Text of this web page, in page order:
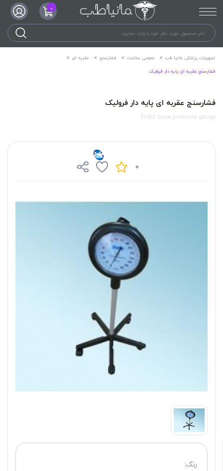
0
تجهیزات پزشکی مانیا طب عمومی سلامت فشارسنج
عقربه ای
فشارسنج عقربه ای پایه دار فرولیک
فشارسنج عقربه ای پایه دار فرولیک
Frolic base pressure gauge
0
رنگ: